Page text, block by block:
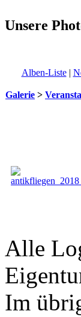
Unsere
Alben-Liste|
Galerie >
Alle
Im